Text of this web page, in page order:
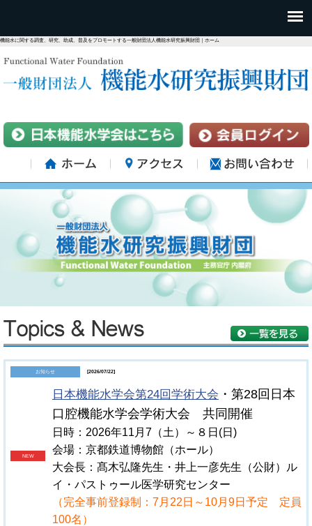
機能水に関する調査、研究、助成、普及をプロモートする一般財団法人機能水研究振興財団｜ホーム
お知らせ [2026/07/22]
NEW
日本機能水学会第24回学術大会 ・第28回日本
口腔機能水学会学術大会 共同開催
日時：2026年11月7（土）～８日(日)
会場：京都鉄道博物館（ホール）
大会長：髙木弘隆先生・井上一彦先生（公財）ル
イ・パストゥール医学研究センター
（完全事前登録制：7月22日～10月9日予定 定員
100名）